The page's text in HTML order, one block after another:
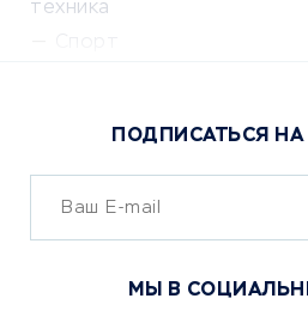
техника
Сервисы доставки
ОБУЧЕНИЕ И РАБОТА
ПОДПИСАТЬСЯ
МЫ В